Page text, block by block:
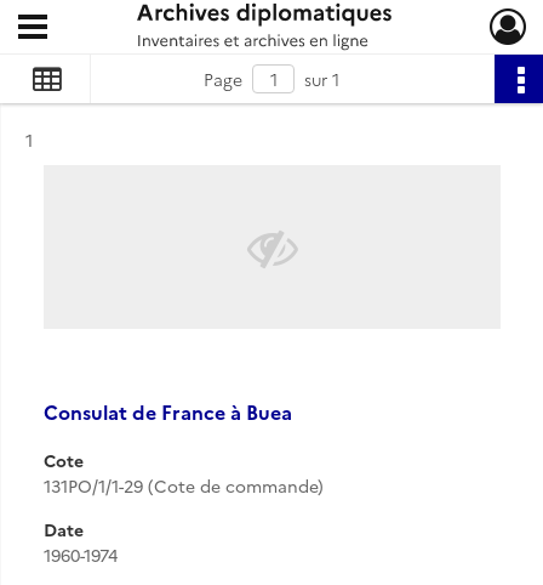
Archives diplomatiques
Ouvrir le menu déroulant
Page sur 1
Résultat n°
1
Consulat de France à Buea
Cote
131PO/1/1-29 (Cote de commande)
Date
1960-1974